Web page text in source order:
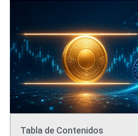
Tabla de Contenidos